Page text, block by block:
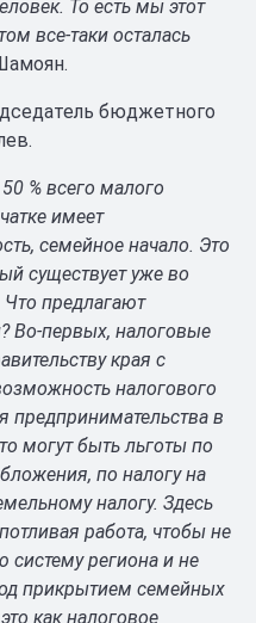
То есть мы этот
все-таки осталась
бюджетного
% всего малого
имеет
семейное начало. Это
существует уже во
предлагают
Во-первых, налоговые
края с
налогового
предпринимательства в
могут быть льготы по
по налогу на
налогу. Здесь
работа, чтобы не
систему региона и не
прикрытием семейных
как налоговое